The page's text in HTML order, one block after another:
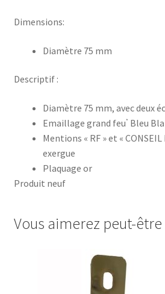
Dimensions:
Diamètre 75 mm
Descriptif :
Diamètre 75 mm, avec deux
Emaillage grand feu* Bleu
Mentions « RF » et « CONSEIL
exergue
Plaquage or
Produit neuf
Vous aimerez peut-